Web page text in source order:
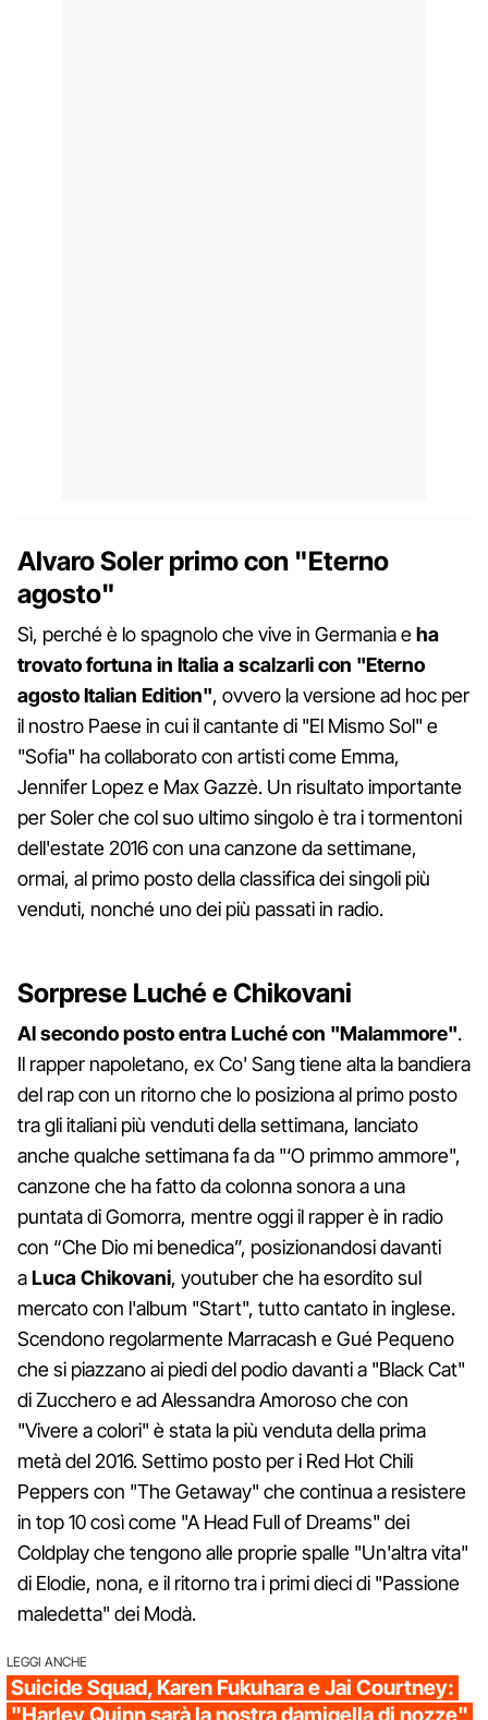
Alvaro Soler primo con "Eterno
agosto"
Sì, perché è lo spagnolo che vive in Germania eha
trovato fortuna in Italia a scalzarli con "Eterno
agosto Italian Edition", ovvero la versione ad hoc per
il nostro Paese in cui il cantante di "El Mismo Sol" e
"Sofia" ha collaborato con artisti come Emma,
Jennifer Lopez e Max Gazzè. Un risultato importante
per Soler che col suo ultimo singolo è tra i tormentoni
dell'estate 2016 con una canzone da settimane,
ormai, al primo posto della classifica dei singoli più
venduti, nonché uno dei più passati in radio.
Sorprese Luché e Chikovani
Al secondo posto entra Luché con "Malammore".
Il rapper napoletano, ex Co' Sang tiene alta la bandiera
del rap con un ritorno che lo posiziona al primo posto
tra gli italiani più venduti della settimana, lanciato
anche qualche settimana fa da "‘O primmo ammore",
canzone che ha fatto da colonna sonora a una
puntata di Gomorra, mentre oggi il rapper è in radio
con “Che Dio mi benedica”, posizionandosi davanti
aLuca Chikovani, youtuber che ha esordito sul
mercato con l'album "Start", tutto cantato in inglese.
Scendono regolarmente Marracash e Gué Pequeno
che si piazzano ai piedi del podio davanti a "Black Cat"
di Zucchero e ad Alessandra Amoroso che con
"Vivere a colori" è stata la più venduta della prima
metà del 2016. Settimo posto per i Red Hot Chili
Peppers con "The Getaway" che continua a resistere
in top 10 così come "A Head Full of Dreams" dei
Coldplay che tengono alle proprie spalle "Un'altra vita"
di Elodie, nona, e il ritorno tra i primi dieci di "Passione
maledetta" dei Modà.
LEGGI ANCHE
Suicide Squad, Karen Fukuhara e Jai Courtney:
"Harley Quinn sarà la nostra damigella di nozze"